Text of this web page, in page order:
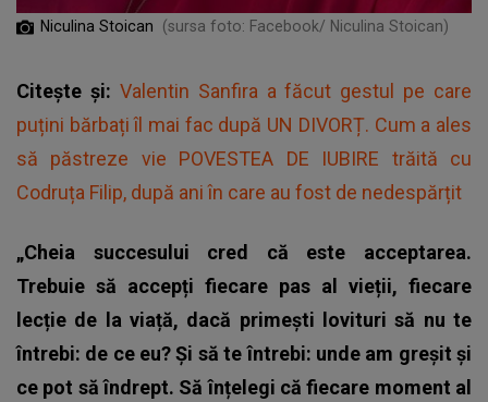
Niculina Stoican (sursa foto: Facebook/ Niculina Stoican)
Citește și: Valentin Sanfira a făcut gestul pe care
puțini bărbați îl mai fac după UN DIVORȚ. Cum a ales
să păstreze vie POVESTEA DE IUBIRE trăită cu
Codruța Filip, după ani în care au fost de nedespărțit
„Cheia succesului cred că este acceptarea.
Trebuie să accepți fiecare pas al vieții, fiecare
lecție de la viață, dacă primești lovituri să nu te
întrebi: de ce eu? Și să te întrebi: unde am greșit și
ce pot să îndrept. Să înțelegi că fiecare moment al